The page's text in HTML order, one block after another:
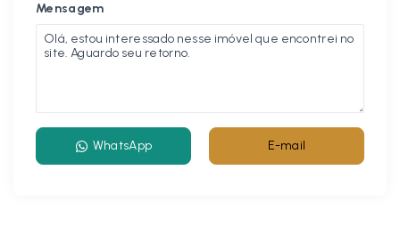
Mensagem
WhatsApp E-mail